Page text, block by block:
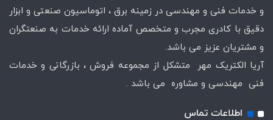
و خدمات فنی و مهندسی در زمینه برق ، اتوماسیون صنعتی و ابزار
دقیق با کادری مجرب و متخصص آماده ارائه خدمات به صنعتگران
و مشتریان عزیز می باشد.
آریا الکتریک مهر متشکل از مجموعه فروش ، بازرگانی و خدمات
فنی مهندسی و مشاوره می باشد .
اطلاعات تماس